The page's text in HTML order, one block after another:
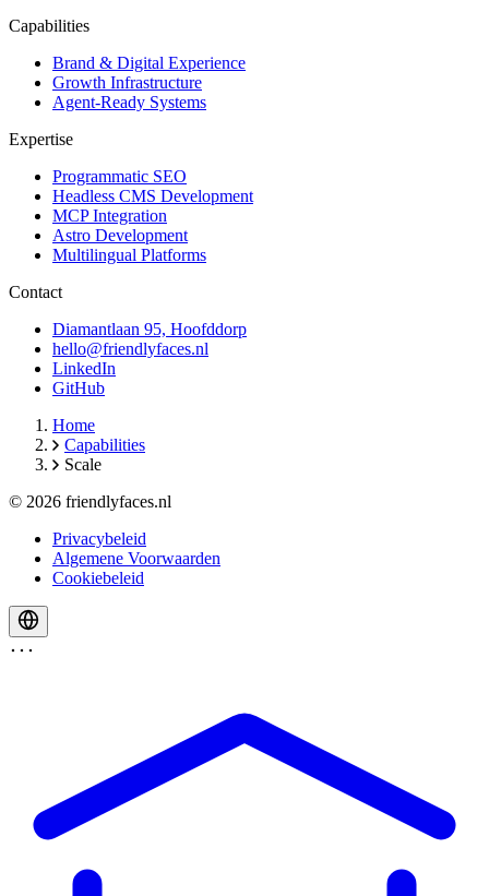
Capabilities
Brand & Digital Experience
Growth Infrastructure
Agent-Ready Systems
Expertise
Programmatic SEO
Headless CMS Development
MCP Integration
Astro Development
Multilingual Platforms
Contact
Diamantlaan 95, Hoofddorp
hello@friendlyfaces.nl
LinkedIn
GitHub
Home
Capabilities
Scale
© 2026 friendlyfaces.nl
Privacybeleid
Algemene Voorwaarden
Cookiebeleid